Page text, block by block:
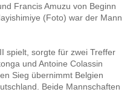
Francis Amuzu von Beginn
(Foto) war der Mann
spielt, sorgte für zwei Treffer
und Antoine Colassin
Sieg übernimmt Belgien
Beide Mannschaften